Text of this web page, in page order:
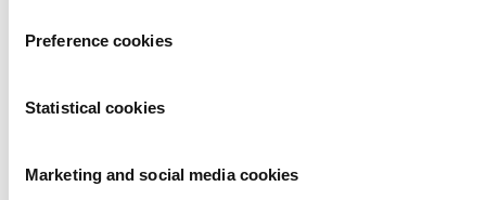
Preference cookies
Statistical cookies
Marketing and social media cookies